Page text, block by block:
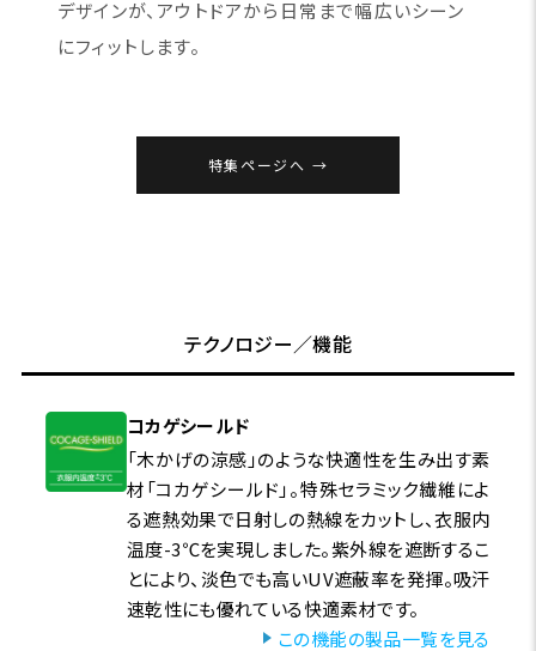
デザインが、アウトドアから日常まで幅広いシーン
にフィットします。
特集ページへ
テクノロジー／機能
コカゲシールド
「木かげの涼感」のような快適性を生み出す素
材「コカゲシールド」。特殊セラミック繊維によ
る遮熱効果で日射しの熱線をカットし、衣服内
温度-3℃を実現しました。紫外線を遮断するこ
とにより、淡色でも高いUV遮蔽率を発揮。吸汗
速乾性にも優れている快適素材です。
この機能の製品一覧を見る